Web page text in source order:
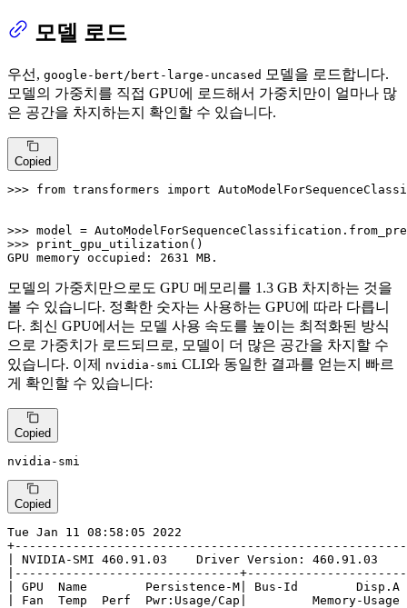
모델 로드
우선, google-bert/bert-large-uncased 모델을 로드합니다.
모델의 가중치를 직접 GPU에 로드해서 가중치만이 얼마나 많
은 공간을 차지하는지 확인할 수 있습니다.
Copied
>>> from transformers import
>>> model =
>>> print_gpu_utilization()
GPU memory occupied: 2631 MB.
모델의 가중치만으로도 GPU 메모리를 1.3 GB 차지하는 것을
볼 수 있습니다. 정확한 숫자는 사용하는 GPU에 따라 다릅니
다. 최신 GPU에서는 모델 사용 속도를 높이는 최적화된 방식
으로 가중치가 로드되므로, 모델이 더 많은 공간을 차지할 수
있습니다. 이제
nvidia-smi CLI와 동일한 결과를 얻는지 빠르
게 확인할 수 있습니다:
Copied
nvidia-smi
Copied
Tue Jan 11 08:58:05 2022
| NVIDIA-SMI 460.91.03    Driver Version: 460.91.03
|-------------------------------
| GPU  Name        Persistence-M| Bus-Id
| Fan  Temp  Perf  Pwr:Usage/Cap|         Memory-